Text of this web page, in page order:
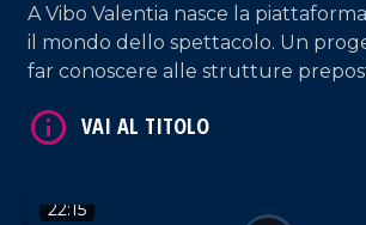
A Vibo Valentia nasce la
il mondo dello spettacolo. Un
far conoscere alle strutture
22:15